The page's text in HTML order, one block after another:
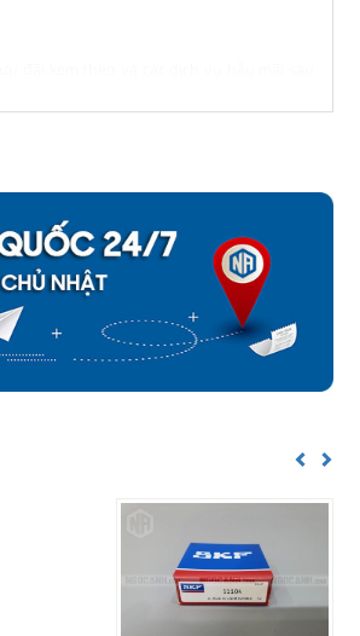
đãi kèm theo và các dịch vụ hẫu mãi sau
hành chính hãng theo đúng tiêu chuẩn
Ngoài ra bạn cũng có thể tự kiểm tra
Previous